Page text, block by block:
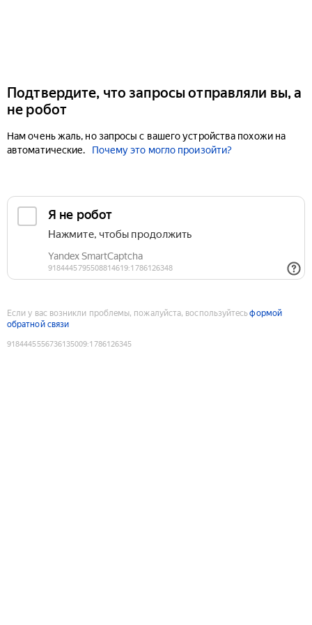
Подтвердите, что запросы отправляли вы, а
не робот
Нам очень жаль, но запросы с вашего устройства похожи на
автоматические.
Почему это могло произойти?
Если у вас возникли проблемы, пожалуйста, воспользуйтесьформой
обратной связи
9184445556736135009:1786126345